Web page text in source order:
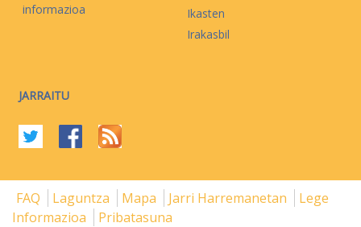
informazioa
Ikasten
Irakasbil
JARRAITU
FAQ Laguntza Mapa Jarri Harremanetan
Lege
Informazioa
Pribatasuna